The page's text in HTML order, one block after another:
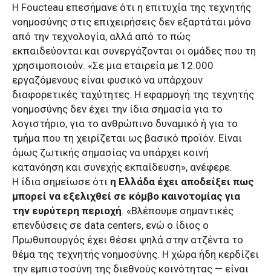
Η Foucteau επεσήμανε ότι η επιτυχία της τεχνητής
νοημοσύνης στις επιχειρήσεις δεν εξαρτάται μόνο
από την τεχνολογία, αλλά από το πώς
εκπαιδεύονται και συνεργάζονται οι ομάδες που τη
χρησιμοποιούν. ​«Σε μια εταιρεία με 12.000
εργαζόμενους είναι φυσικό να υπάρχουν
διαφορετικές ταχύτητες. Η εφαρμογή της τεχνητής
νοημοσύνης δεν έχει την ίδια σημασία για το
λογιστήριο, για το ανθρώπινο δυναμικό ή για το
τμήμα που τη χειρίζεται ως βασικό προϊόν. Είναι
όμως ζωτικής σημασίας να υπάρχει κοινή
κατανόηση και συνεχής εκπαίδευση», ανέφερε.
Η ίδια σημείωσε ότι η Ελλάδα έχει αποδείξει πως
μπορεί να εξελιχθεί σε κόμβο καινοτομίας για
την ευρύτερη περιοχή. «Βλέπουμε σημαντικές
επενδύσεις σε data centers, ενώ ο ίδιος ο
Πρωθυπουργός έχει θέσει ψηλά στην ατζέντα το
θέμα της τεχνητής νοημοσύνης. Η χώρα ήδη κερδίζει
την εμπιστοσύνη της διεθνούς κοινότητας — είναι